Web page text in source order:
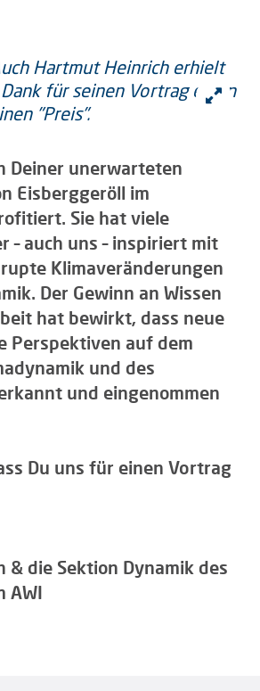
Deiner unerwarteten
Eisberggeröll im
Sie hat viele
– auch uns – inspiriert mit
Klimaveränderungen
Der Gewinn an Wissen
hat bewirkt, dass neue
Perspektiven auf dem
und des
und eingenommen
Du uns für einen Vortrag
& die Sektion Dynamik des
AWI